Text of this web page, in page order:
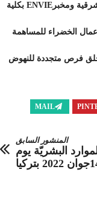
ومعهد الدراسات العليا التجارية بقرطاج والمعهد العالي لتكنولوجيات البيئة والعمران والبنيان بالشرقية ومخبرENVIE بكلية
الخضراء للمساهمة
تخلق فرص متجددة للنهوض
MAIL
المنشور السابق
البشريّة يوم
بتركيا
نموذجا